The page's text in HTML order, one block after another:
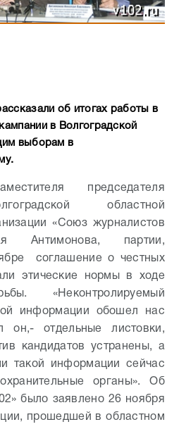
об итогах работы в
в Волгоградской
выборам в
председателя
областной
«Союз журналистов
Антимонова, партии,
соглашение о честных
этические нормы в ходе
«Неконтролируемый
информации обошел нас
он,- отдельные листовки,
кандидатов устранены, а
такой информации сейчас
органы». Об
было заявлено 26 ноября
прошедшей в областном